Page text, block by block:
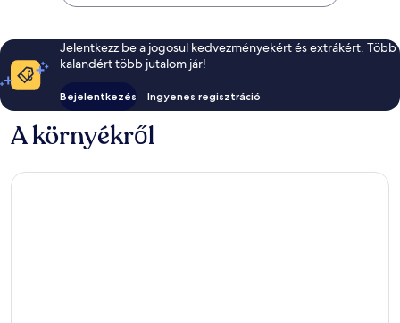
Jelentkezz be a jogosul kedvezményekért és extrákért. Több
kalandért több jutalom jár!
Bejelentkezés Ingyenes regisztráció
A környékről